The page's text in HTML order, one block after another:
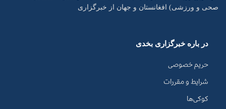
صحی و ورزشی) افغانستان و جهان از خبرگزاری
در باره خبرگزاری بخدی
حریم خصوصی
شرایط و مقررات
کوکی‌ها